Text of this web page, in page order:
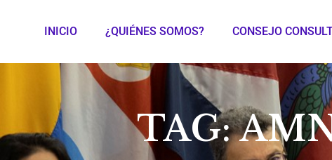
INICIO ¿QUIÉNES SOMOS? CONSEJO
TAG: